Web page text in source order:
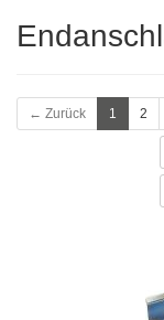
← Zurück 1 2